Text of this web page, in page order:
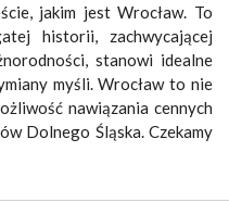
jakim jest Wrocław. To
historii, zachwycającej
stanowi idealne
myśli. Wrocław to nie
nawiązania cennych
Dolnego Śląska. Czekamy